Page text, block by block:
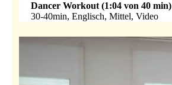
Dancer Workout (1:04 von 40 min)
30-40min, Englisch, Mittel, Video